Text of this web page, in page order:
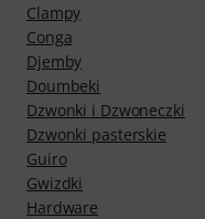
Clampy
Conga
Djemby
Doumbeki
Dzwonki i Dzwoneczki
Dzwonki pasterskie
Guiro
Gwizdki
Hardware